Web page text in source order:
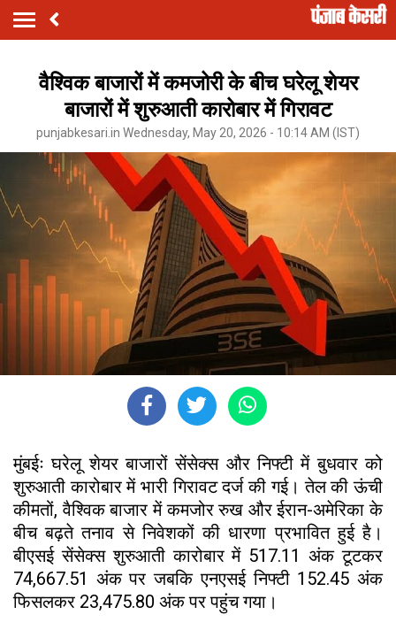
वैश्विक बाजारों में कमजोरी के बीच घरेलू शेयर
बाजारों में शुरुआती कारोबार में गिरावट
punjabkesari.in Wednesday, May 20, 2026 - 10:14 AM (IST)
मुंबईः घरेलू शेयर बाजारों सेंसेक्स और निफ्टी में बुधवार को
शुरुआती कारोबार में भारी गिरावट दर्ज की गई। तेल की ऊंची
कीमतों, वैश्विक बाजार में कमजोर रुख और ईरान-अमेरिका के
बीच बढ़ते तनाव से निवेशकों की धारणा प्रभावित हुई है।
बीएसई सेंसेक्स शुरुआती कारोबार में 517.11 अंक टूटकर
74,667.51 अंक पर जबकि एनएसई निफ्टी 152.45 अंक
फिसलकर 23,475.80 अंक पर पहुंच गया।